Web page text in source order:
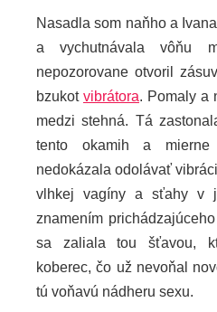
Nasadla som naňho a
a vychutnávala vôňu
nepozorovane otvoril
bzukot vibrátora. Pomaly a
medzi stehná. Tá
tento okamih a
nedokázala odolávať
vlhkej vagíny a sťahy v
znamením
sa zaliala tou šťavou,
koberec, čo už nevoňal
tú voňavú nádheru sexu.